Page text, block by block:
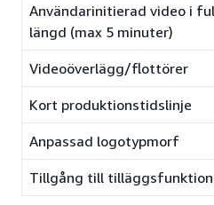
Användarinitierad video i
längd (max 5 minuter)
Videoöverlägg/flottörer
Kort produktionstidslinje
Anpassad logotypmorf
Tillgång till